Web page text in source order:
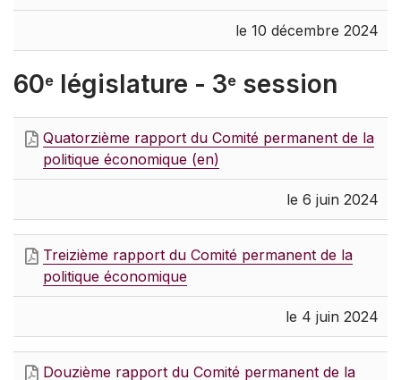
le 10 décembre 2024
60e législature - 3e session
Quatorzième rapport du Comité permanent de la
politique économique (en)
le 6 juin 2024
Treizième rapport du Comité permanent de la
politique économique
le 4 juin 2024
Douzième rapport du Comité permanent de la